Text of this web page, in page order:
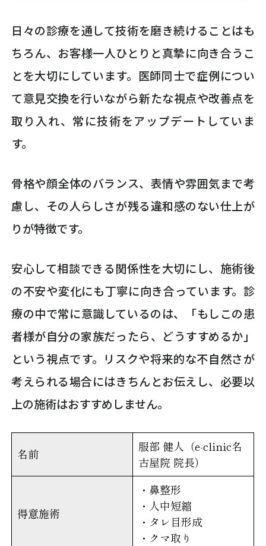
日々の診療を通して技術を磨き続けることはも
ちろん、お客様一人ひとりと真摯に向き合うこ
とを大切にしています。医師同士で症例につい
て意見交換を行いながら新たな視点や改善点を
取り入れ、常に技術をアップデートしていま
す。
骨格や顔全体のバランス、表情や雰囲気まで考
慮し、その人らしさが残る違和感のない仕上が
りが特徴です。
安心して相談できる関係性を大切にし、施術後
の不安や変化にも丁寧に向き合っています。診
療の中で常に意識しているのは、「もしこの患
者様が自分の家族だったら、どうすすめるか」
という視点です。リスクや将来的な不自然さが
考えられる場合にはきちんとお伝えし、必要以
上の施術はおすすめしません。
名前
服部 健人（e-clinic名
古屋院 院長）
得意施術
・鼻整形
・人中短縮
・タレ目形成
・クマ取り